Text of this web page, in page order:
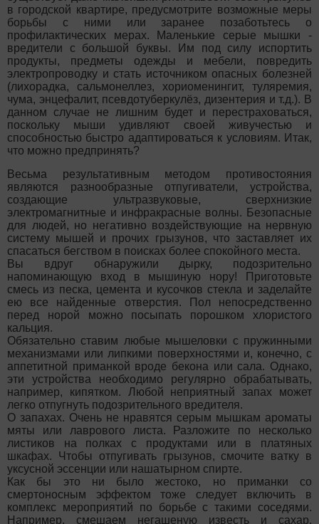
в городской квартире, предусмотрите возможные меры
борьбы с ними или заранее позаботьтесь о
профилактических мерах. Маленькие серые мышки -
вредители с большой буквы. Им под силу испортить
продукты, предметы одежды и мебели, повредить
электропроводку и стать источником опасных болезней
(лихорадка, сальмонеллез, хориоменингит, туляремия,
чума, энцефалит, псевдотуберкулёз, дизентерия и т.д.). В
данном случае не лишним будет и перестраховаться,
поскольку мыши удивляют своей живучестью и
способностью быстро адаптироваться к условиям. Итак,
что можно предпринять?
Весьма результативным методом противостояния
являются разнообразные отпугиватели, устройства,
создающие ультразвуковые, сверхнизкие
электромагнитные и инфракрасные волны. Безопасные
для людей, но негативно воздействующие на нервную
систему мышей и прочих грызунов, что заставляет их
спасаться бегством в поисках более спокойного места.
Вы вдруг обнаружили дырку, подозрительно
напоминающую вход в мышиную нору! Приготовьте
смесь из песка, цемента и кусочков стекла и заделайте
ею все найденные отверстия. Пол непосредственно
перед норой можно посыпать порошком хлористого
кальция.
Обязательно ставим любые мышеловки с пружинными
механизмами или липкими поверхностями и, конечно, с
аппетитной приманкой вроде бекона или сала. Однако,
эти устройства необходимо регулярно обрабатывать,
например, кипятком. Любой неприятный запах может
легко отпугнуть подозрительного вредителя.
О запахах. Очень не нравятся серым мышкам ароматы
мяты или лаврового листа. Разложите по несколько
листиков на полках с продуктами или в платяных
шкафах. Чтобы отпугивать грызунов, смочите ватку в
уксусной эссенции или нашатырном спирте.
Как бы это ни было жестоко, но приманки со
смертоносным эффектом тоже следует включить в
комплекс мероприятий по борьбе с такими соседями.
Например, смешаем негашеную известь и сахар.